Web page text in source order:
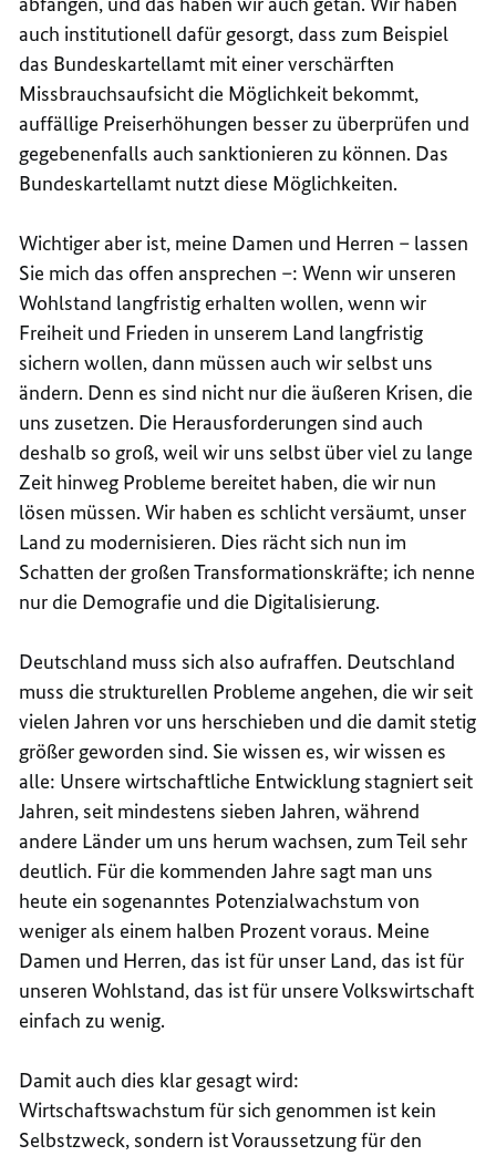
auch institutionell dafür gesorgt, dass zum Beispiel
das Bundeskartellamt mit einer verschärften
Missbrauchsaufsicht die Möglichkeit bekommt,
auffällige Preiserhöhungen besser zu überprüfen und
gegebenenfalls auch sanktionieren zu können. Das
Bundeskartellamt nutzt diese Möglichkeiten.
Wichtiger aber ist, meine Damen und Herren – lassen
Sie mich das offen ansprechen –: Wenn wir unseren
Wohlstand langfristig erhalten wollen, wenn wir
Freiheit und Frieden in unserem Land langfristig
sichern wollen, dann müssen auch wir selbst uns
ändern. Denn es sind nicht nur die äußeren Krisen, die
uns zusetzen. Die Herausforderungen sind auch
deshalb so groß, weil wir uns selbst über viel zu lange
Zeit hinweg Probleme bereitet haben, die wir nun
lösen müssen. Wir haben es schlicht versäumt, unser
Land zu modernisieren. Dies rächt sich nun im
Schatten der großen Transformationskräfte; ich nenne
nur die Demografie und die Digitalisierung.
Deutschland muss sich also aufraffen. Deutschland
muss die strukturellen Probleme angehen, die wir seit
vielen Jahren vor uns herschieben und die damit stetig
größer geworden sind. Sie wissen es, wir wissen es
alle: Unsere wirtschaftliche Entwicklung stagniert seit
Jahren, seit mindestens sieben Jahren, während
andere Länder um uns herum wachsen, zum Teil sehr
deutlich. Für die kommenden Jahre sagt man uns
heute ein sogenanntes Potenzialwachstum von
weniger als einem halben Prozent voraus. Meine
Damen und Herren, das ist für unser Land, das ist für
unseren Wohlstand, das ist für unsere Volkswirtschaft
einfach zu wenig.
Damit auch dies klar gesagt wird:
Wirtschaftswachstum für sich genommen ist kein
Selbstzweck, sondern ist Voraussetzung für den